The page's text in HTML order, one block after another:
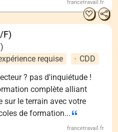
francetravail.fr
F)
requise
CDD
? pas d'inquiétude !
complète alliant
sur le terrain avec votre
de formation...
francetravail.fr